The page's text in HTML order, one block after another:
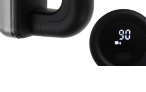
Натисніть, щоб збільшити